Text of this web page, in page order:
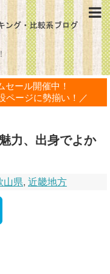
セール開催中！
ページに勢揃い！／
力、出身でよか
山県,近畿地方